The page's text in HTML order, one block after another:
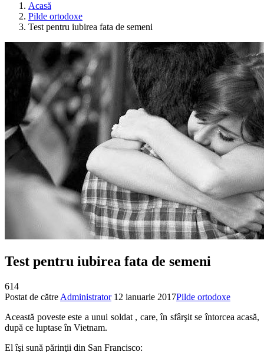
Acasă
Pilde ortodoxe
Test pentru iubirea fata de semeni
Test pentru iubirea fata de semeni
614
Postat de către Administrator 12 ianuarie 2017Pilde ortodoxe
Această poveste este a unui soldat , care, în sfârşit se întorcea acasă,
după ce luptase în Vietnam.
El îşi sună părinţii din San Francisco: